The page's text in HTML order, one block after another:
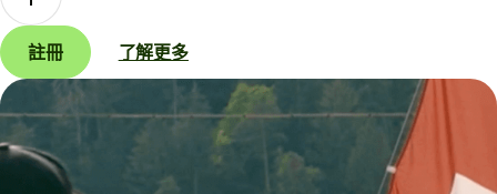
註冊 了解更多